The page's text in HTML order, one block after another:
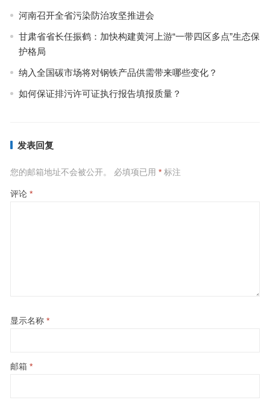
河南召开全省污染防治攻坚推进会
甘肃省省长任振鹤：加快构建黄河上游“一带四区多点”生态保
护格局
纳入全国碳市场将对钢铁产品供需带来哪些变化？
如何保证排污许可证执行报告填报质量？
发表回复
您的邮箱地址不会被公开。 必填项已用 *标注
评论 *
显示名称 *
邮箱 *